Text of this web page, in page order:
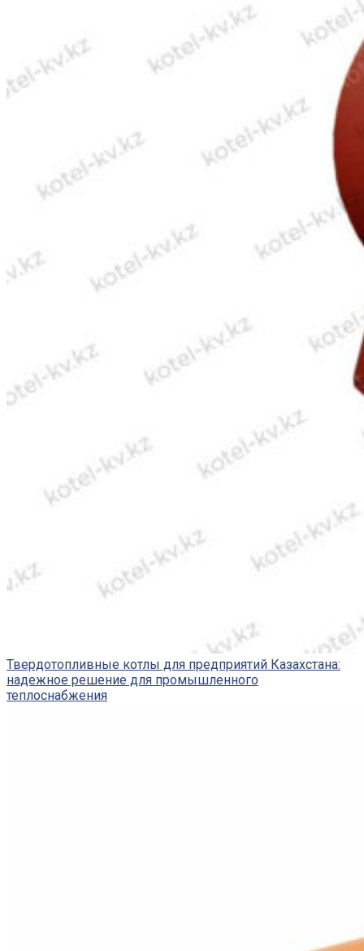
Твердотопливные котлы для предприятий Казахстана:
надежное решение для промышленного
теплоснабжения